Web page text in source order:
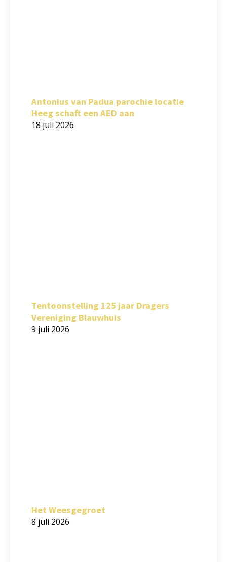
Antonius van Padua parochie locatie
Heeg schaft een AED aan
18 juli 2026
Tentoonstelling 125 jaar Dragers
Vereniging Blauwhuis
9 juli 2026
Het Weesgegroet
8 juli 2026